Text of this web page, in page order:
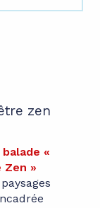
zen
balade «
Zen »